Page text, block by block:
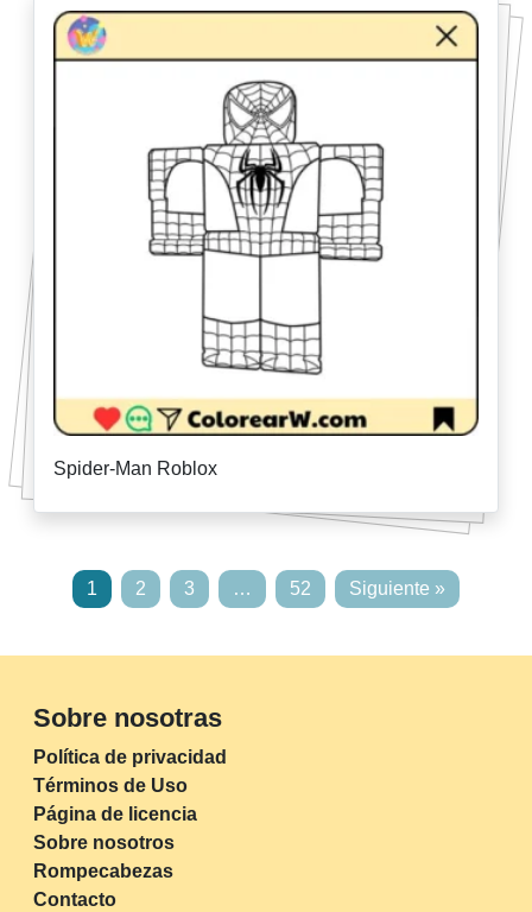
Spider-Man Roblox
1 2 3 … 52 Siguiente »
Sobre nosotras
Política de privacidad
Términos de Uso
Página de licencia
Sobre nosotros
Rompecabezas
Contacto